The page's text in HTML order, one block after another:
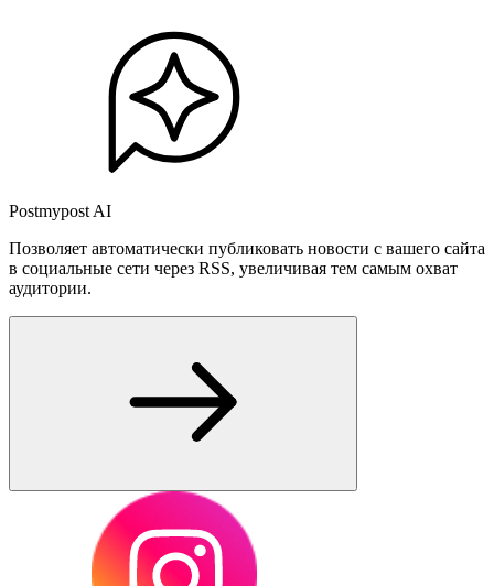
Postmypost AI
Позволяет автоматически публиковать новости с вашего сайта
в социальные сети через RSS, увеличивая тем самым охват
аудитории.